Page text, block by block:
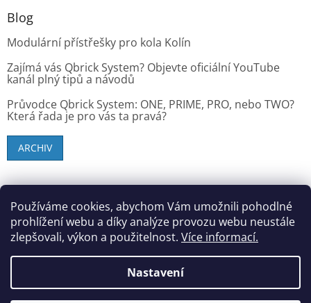
Používáme cookies, abychom Vám umožnili pohodlné
prohlížení webu a díky analýze provozu webu neustále
zlepšovali, výkon a použitelnost. Více informací.
Nastavení
Blog
Modulární přístřešky pro kola Kolín
Zajímá vás Qbrick System? Objevte oficiální YouTube
kanál plný tipů a návodů
Průvodce Qbrick System: ONE, PRIME, PRO, nebo TWO?
Která řada je pro vás ta pravá?
ARCHIV